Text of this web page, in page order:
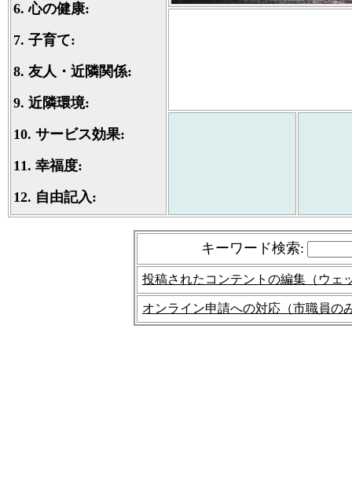
6.心の健康:
7. 子育て:
8. 友人・近隣関係:
9. 近隣環境:
10. サービス効果:
11. 幸福度:
12. 自由記入:
キーワード検索:
投稿されたコンテントの編集（ウェ
オンライン申請への対応（市職員の